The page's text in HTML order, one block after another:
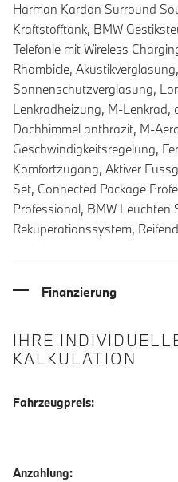
Harman Kardon Surround
Kraftstofftank, BMW
Telefonie mit Wireless
Rhombicle,
Sonnenschutzverglasung,
Lenkradheizung, M-Lenkrad,
Dachhimmel anthrazit, M-
Geschwindigkeitsregelung,
Komfortzugang, Aktiver
Set, Connected Package
Professional, BMW Leuchten
Rekuperationssystem,
Finanzierung
IHRE
KALKULATION
Fahrzeugpreis:
Anzahlung: